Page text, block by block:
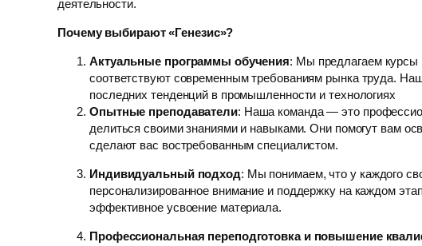
деятельности.
Почему выбирают «Генезис»?
Актуальные программы обучения: Мы предлагаем курсы
соответствуют современным требованиям рынка труда.
последних тенденций в промышленности и технологиях
Опытные преподаватели: Наша команда — это
делиться своими знаниями и навыками. Они помогут вам
сделают вас востребованным специалистом.
Индивидуальный подход: Мы понимаем, что у каждого
персонализированное внимание и поддержку на каждом
эффективное усвоение материала.
Профессиональная переподготовка и повышение